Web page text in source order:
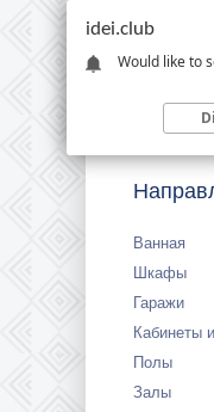
Ванная
Шкафы
Гаражи
Кабинеты
Полы
Залы
idei.club
Would like to